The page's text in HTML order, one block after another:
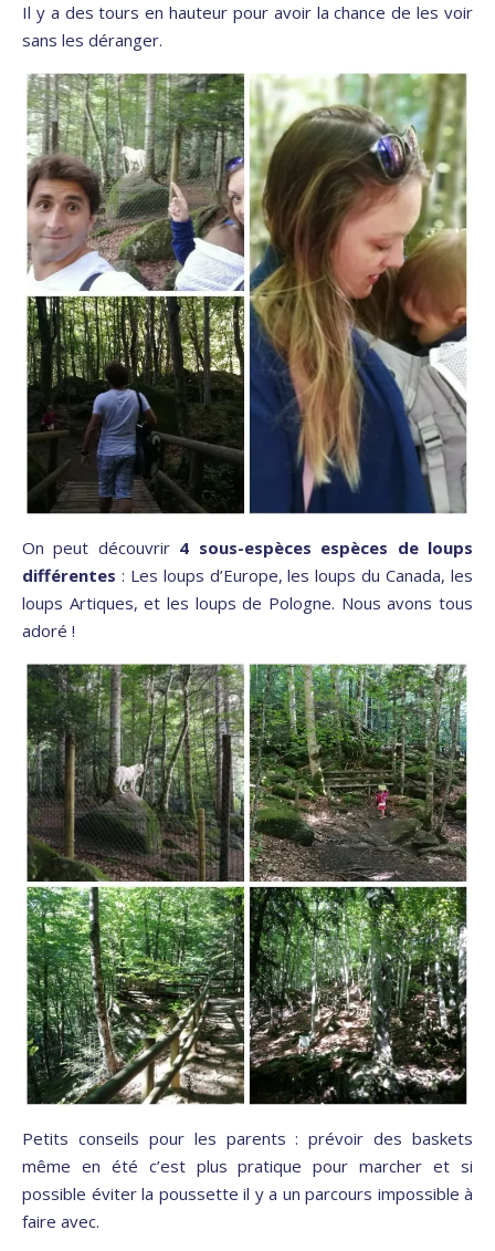
Il y a des tours en hauteur pour avoir la chance de les voir
sans les déranger.
On peut découvrir 4 sous-espèces espèces de loups
différentes : Les loups d’Europe, les loups du Canada, les
loups Artiques, et les loups de Pologne. Nous avons tous
adoré !
Petits conseils pour les parents : prévoir des baskets
même en été c’est plus pratique pour marcher et si
possible éviter la poussette il y a un parcours impossible à
faire avec.